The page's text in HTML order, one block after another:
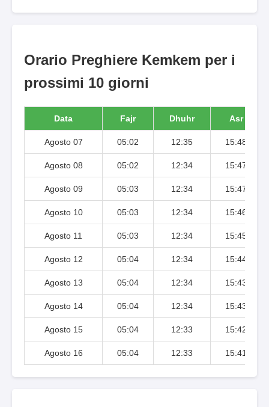
Orario Preghiere Kemkem per i
prossimi 10 giorni
Data Fajr Dhuhr Asr
Agosto 07 05:02 12:35 15:48
Agosto 08 05:02 12:34 15:47
Agosto 09 05:03 12:34 15:47
Agosto 10 05:03 12:34 15:46
Agosto 11 05:03 12:34 15:45
Agosto 12 05:04 12:34 15:44
Agosto 13 05:04 12:34 15:43
Agosto 14 05:04 12:34 15:43
Agosto 15 05:04 12:33 15:42
Agosto 16 05:04 12:33 15:41